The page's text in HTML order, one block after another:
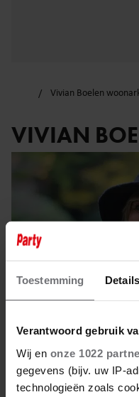
Toestemming Details
Verantwoord gebruik
Wij en onze 1022
gegevens (bijv. uw IP-
technologieën zoals
Vivian Boelen
VIVIAN
21 februari 2025